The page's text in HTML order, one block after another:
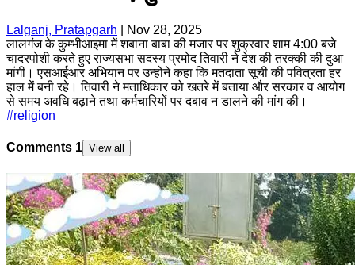
Lalganj, Pratapgarh
Nov 28, 2025
लालगंज के कुम्भीआइमा में शबाना बाबा की मजार पर शुक्रवार शाम 4:00 बजे
चादरपोशी करते हुए राज्यसभा सदस्य प्रमोद तिवारी ने देश की तरक्की की दुआ
मांगी। एसआईआर अभियान पर उन्होंने कहा कि मतदाता सूची की पवित्रता हर
हाल में बनी रहे। तिवारी ने मताधिकार को खतरे में बताया और सरकार व आयोग
से समय अवधि बढ़ाने तथा कर्मचारियों पर दबाव न डालने की मांग की।
#religion
Comments 1 View all